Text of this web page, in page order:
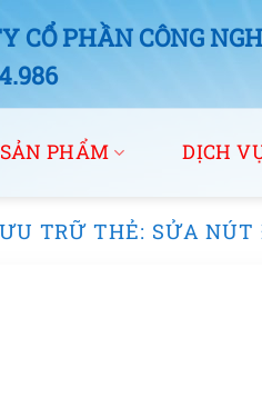
CỔ PHẦN CÔNG
SẢN PHẨM DỊCH
TRỮ THẺ: SỬA NÚT